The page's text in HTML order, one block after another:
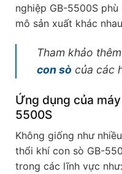
nghiệp GB-5500S
mô sản xuất khác
Tham khảo
con sò của các
Ứng dụng của
5500S
Không giống như
thổi khí con sò GB-
trong các lĩnh vực như: